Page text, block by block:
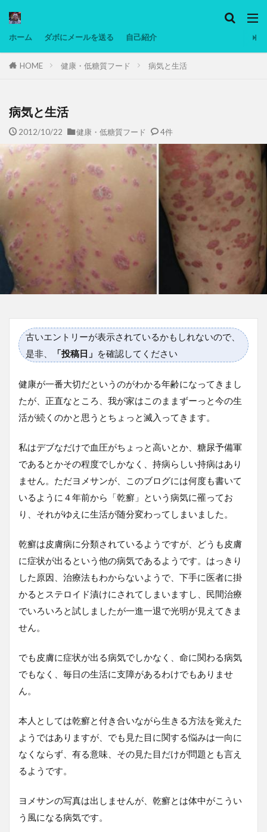
ホーム ダボにメールを送る 自己紹介
HOME 健康・低糖質フード 病気と生活
病気と生活
2012/10/22 健康・低糖質フード 4件
古いエントリーが表示されているかもしれないので、
是非、
「投稿日」 を確認してください
健康が一番大切だというのがわかる年齢になってきまし
たが、正直なところ、我が家はこのままずーっと今の生
活が続くのかと思うとちょっと滅入ってきます。
私はデブなだけで血圧がちょっと高いとか、糖尿予備軍
であるとかその程度でしかなく、持病らしい持病はあり
ません。ただヨメサンが、このブログには何度も書いて
いるように４年前から「乾癬」という病気に罹ってお
り、それがゆえに生活が随分変わってしまいました。
乾癬は皮膚病に分類されているようですが、どうも皮膚
に症状が出るという他の病気であるようです。はっきり
した原因、治療法もわからないようで、下手に医者に掛
かるとステロイド漬けにされてしまいますし、民間治療
でいろいろと試しましたが一進一退で光明が見えてきま
せん。
でも皮膚に症状が出る病気でしかなく、命に関わる病気
でもなく、毎日の生活に支障があるわけでもありませ
ん。
本人としては乾癬と付き合いながら生きる方法を覚えた
ようではありますが、でも見た目に関する悩みは一向に
なくならず、有る意味、その見た目だけが問題とも言え
るようです。
ヨメサンの写真は出しませんが、乾癬とは体中がこうい
う風になる病気です。
タグ
マレーシア動画
備忘録
動画 日本人村社会 脱水シート
検索